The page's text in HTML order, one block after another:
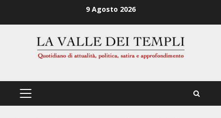
9 Agosto 2026
PRIMÄRES